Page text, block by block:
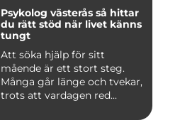
Psykolog västerås så hittar
du rätt stöd när livet känns
tungt
Att söka hjälp för sitt
mående är ett stort steg.
Många går länge och tvekar,
trots att vardagen red...